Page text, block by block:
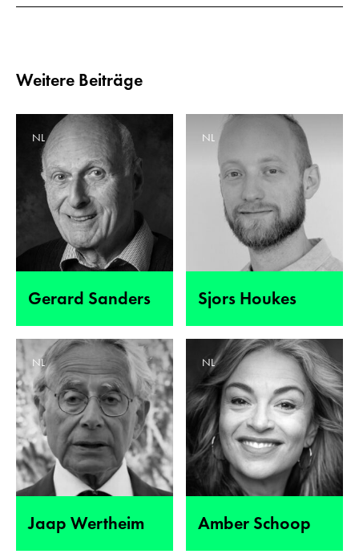
Weitere Beiträge
Gerard Sanders
NL
Sjors Houkes
NL
Jaap Wertheim
NL
Amber Schoop
NL